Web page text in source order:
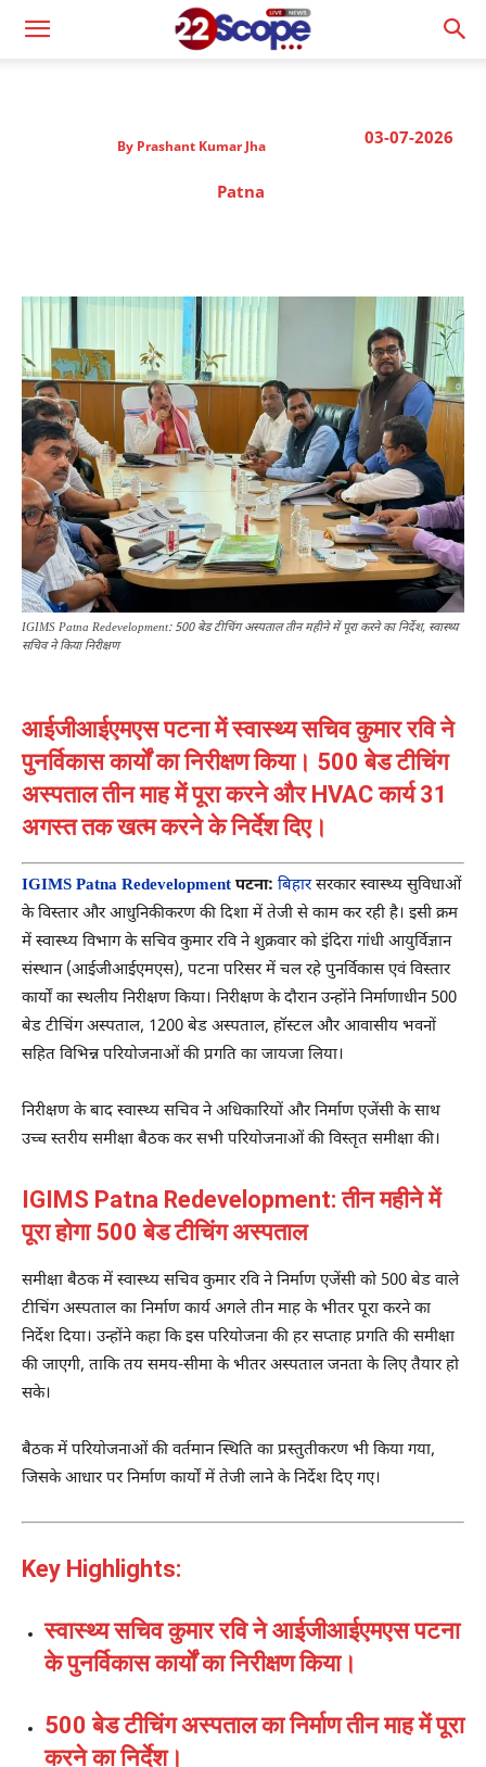
03-07-2026
By Prashant Kumar Jha
Patna
IGIMS Patna Redevelopment: 500 बेड टीचिंग अस्पताल तीन महीने में पूरा करने का निर्देश, स्वास्थ्य
सचिव ने किया निरीक्षण
आईजीआईएमएस पटना में स्वास्थ्य सचिव कुमार रवि ने
पुनर्विकास कार्यों का निरीक्षण किया। 500 बेड टीचिंग
अस्पताल तीन माह में पूरा करने और HVAC कार्य 31
अगस्त तक खत्म करने के निर्देश दिए।
IGIMS Patna Redevelopment पटना: बिहारसरकार स्वास्थ्य सुविधाओं
के विस्तार और आधुनिकीकरण की दिशा में तेजी से काम कर रही है। इसी क्रम
में स्वास्थ्य विभाग के सचिव कुमार रवि ने शुक्रवार को इंदिरा गांधी आयुर्विज्ञान
संस्थान (आईजीआईएमएस), पटना परिसर में चल रहे पुनर्विकास एवं विस्तार
कार्यों का स्थलीय निरीक्षण किया। निरीक्षण के दौरान उन्होंने निर्माणाधीन 500
बेड टीचिंग अस्पताल, 1200 बेड अस्पताल, हॉस्टल और आवासीय भवनों
सहित विभिन्न परियोजनाओं की प्रगति का जायजा लिया।
निरीक्षण के बाद स्वास्थ्य सचिव ने अधिकारियों और निर्माण एजेंसी के साथ
उच्च स्तरीय समीक्षा बैठक कर सभी परियोजनाओं की विस्तृत समीक्षा की।
IGIMS Patna Redevelopment: तीन महीने में
पूरा होगा 500 बेड टीचिंग अस्पताल
समीक्षा बैठक में स्वास्थ्य सचिव कुमार रवि ने निर्माण एजेंसी को 500 बेड वाले
टीचिंग अस्पताल का निर्माण कार्य अगले तीन माह के भीतर पूरा करने का
निर्देश दिया। उन्होंने कहा कि इस परियोजना की हर सप्ताह प्रगति की समीक्षा
की जाएगी, ताकि तय समय-सीमा के भीतर अस्पताल जनता के लिए तैयार हो
सके।
बैठक में परियोजनाओं की वर्तमान स्थिति का प्रस्तुतीकरण भी किया गया,
जिसके आधार पर निर्माण कार्यों में तेजी लाने के निर्देश दिए गए।
Key Highlights:
स्वास्थ्य सचिव कुमार रवि ने आईजीआईएमएस पटना
के पुनर्विकास कार्यों का निरीक्षण किया।
500 बेड टीचिंग अस्पताल का निर्माण तीन माह में पूरा
करने का निर्देश।